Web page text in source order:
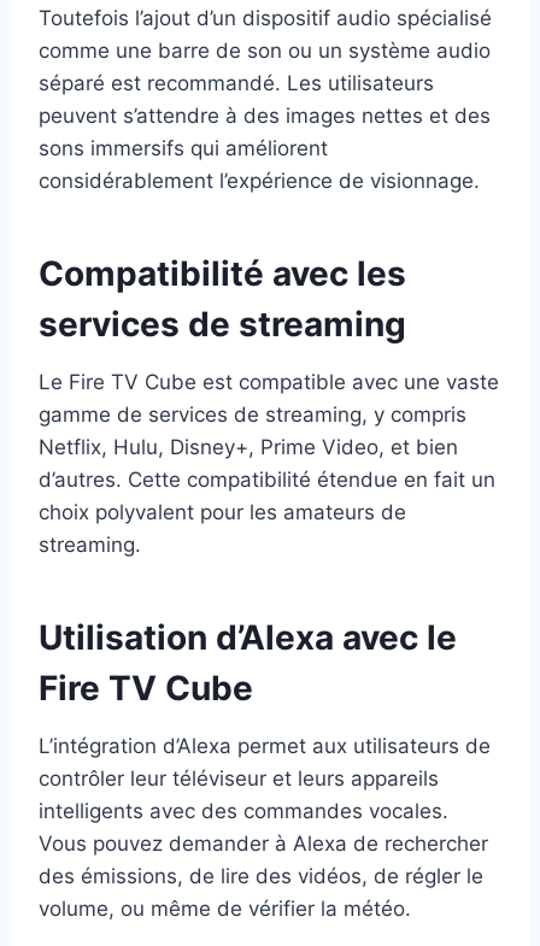
Toutefois l’ajout d’un dispositif audio spécialisé
comme une barre de son ou un système audio
séparé est recommandé. Les utilisateurs
peuvent s’attendre à des images nettes et des
sons immersifs qui améliorent
considérablement l’expérience de visionnage.
Compatibilité avec les
services de streaming
Le Fire TV Cube est compatible avec une vaste
gamme de services de streaming, y compris
Netflix, Hulu, Disney+, Prime Video, et bien
d’autres. Cette compatibilité étendue en fait un
choix polyvalent pour les amateurs de
streaming.
Utilisation d’Alexa avec le
Fire TV Cube
L’intégration d’Alexa permet aux utilisateurs de
contrôler leur téléviseur et leurs appareils
intelligents avec des commandes vocales.
Vous pouvez demander à Alexa de rechercher
des émissions, de lire des vidéos, de régler le
volume, ou même de vérifier la météo.